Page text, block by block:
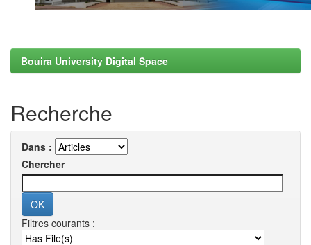
Bouira University Digital Space
Recherche
Dans :
Chercher
Filtres courants :